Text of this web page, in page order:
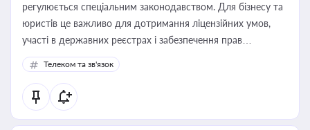
регулюється спеціальним законодавством. Для бізнесу та
юристів це важливо для дотримання ліцензійних умов,
участі в державних реєстрах і забезпечення прав
споживачів.
Телеком та зв'язок